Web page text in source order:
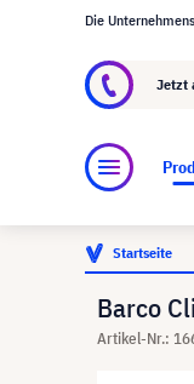
Über
Die
Jetzt
Startseite
Barco
Artikel-Nr.: